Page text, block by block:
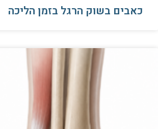
כאבים בשוק הרגל בזמן הליכה